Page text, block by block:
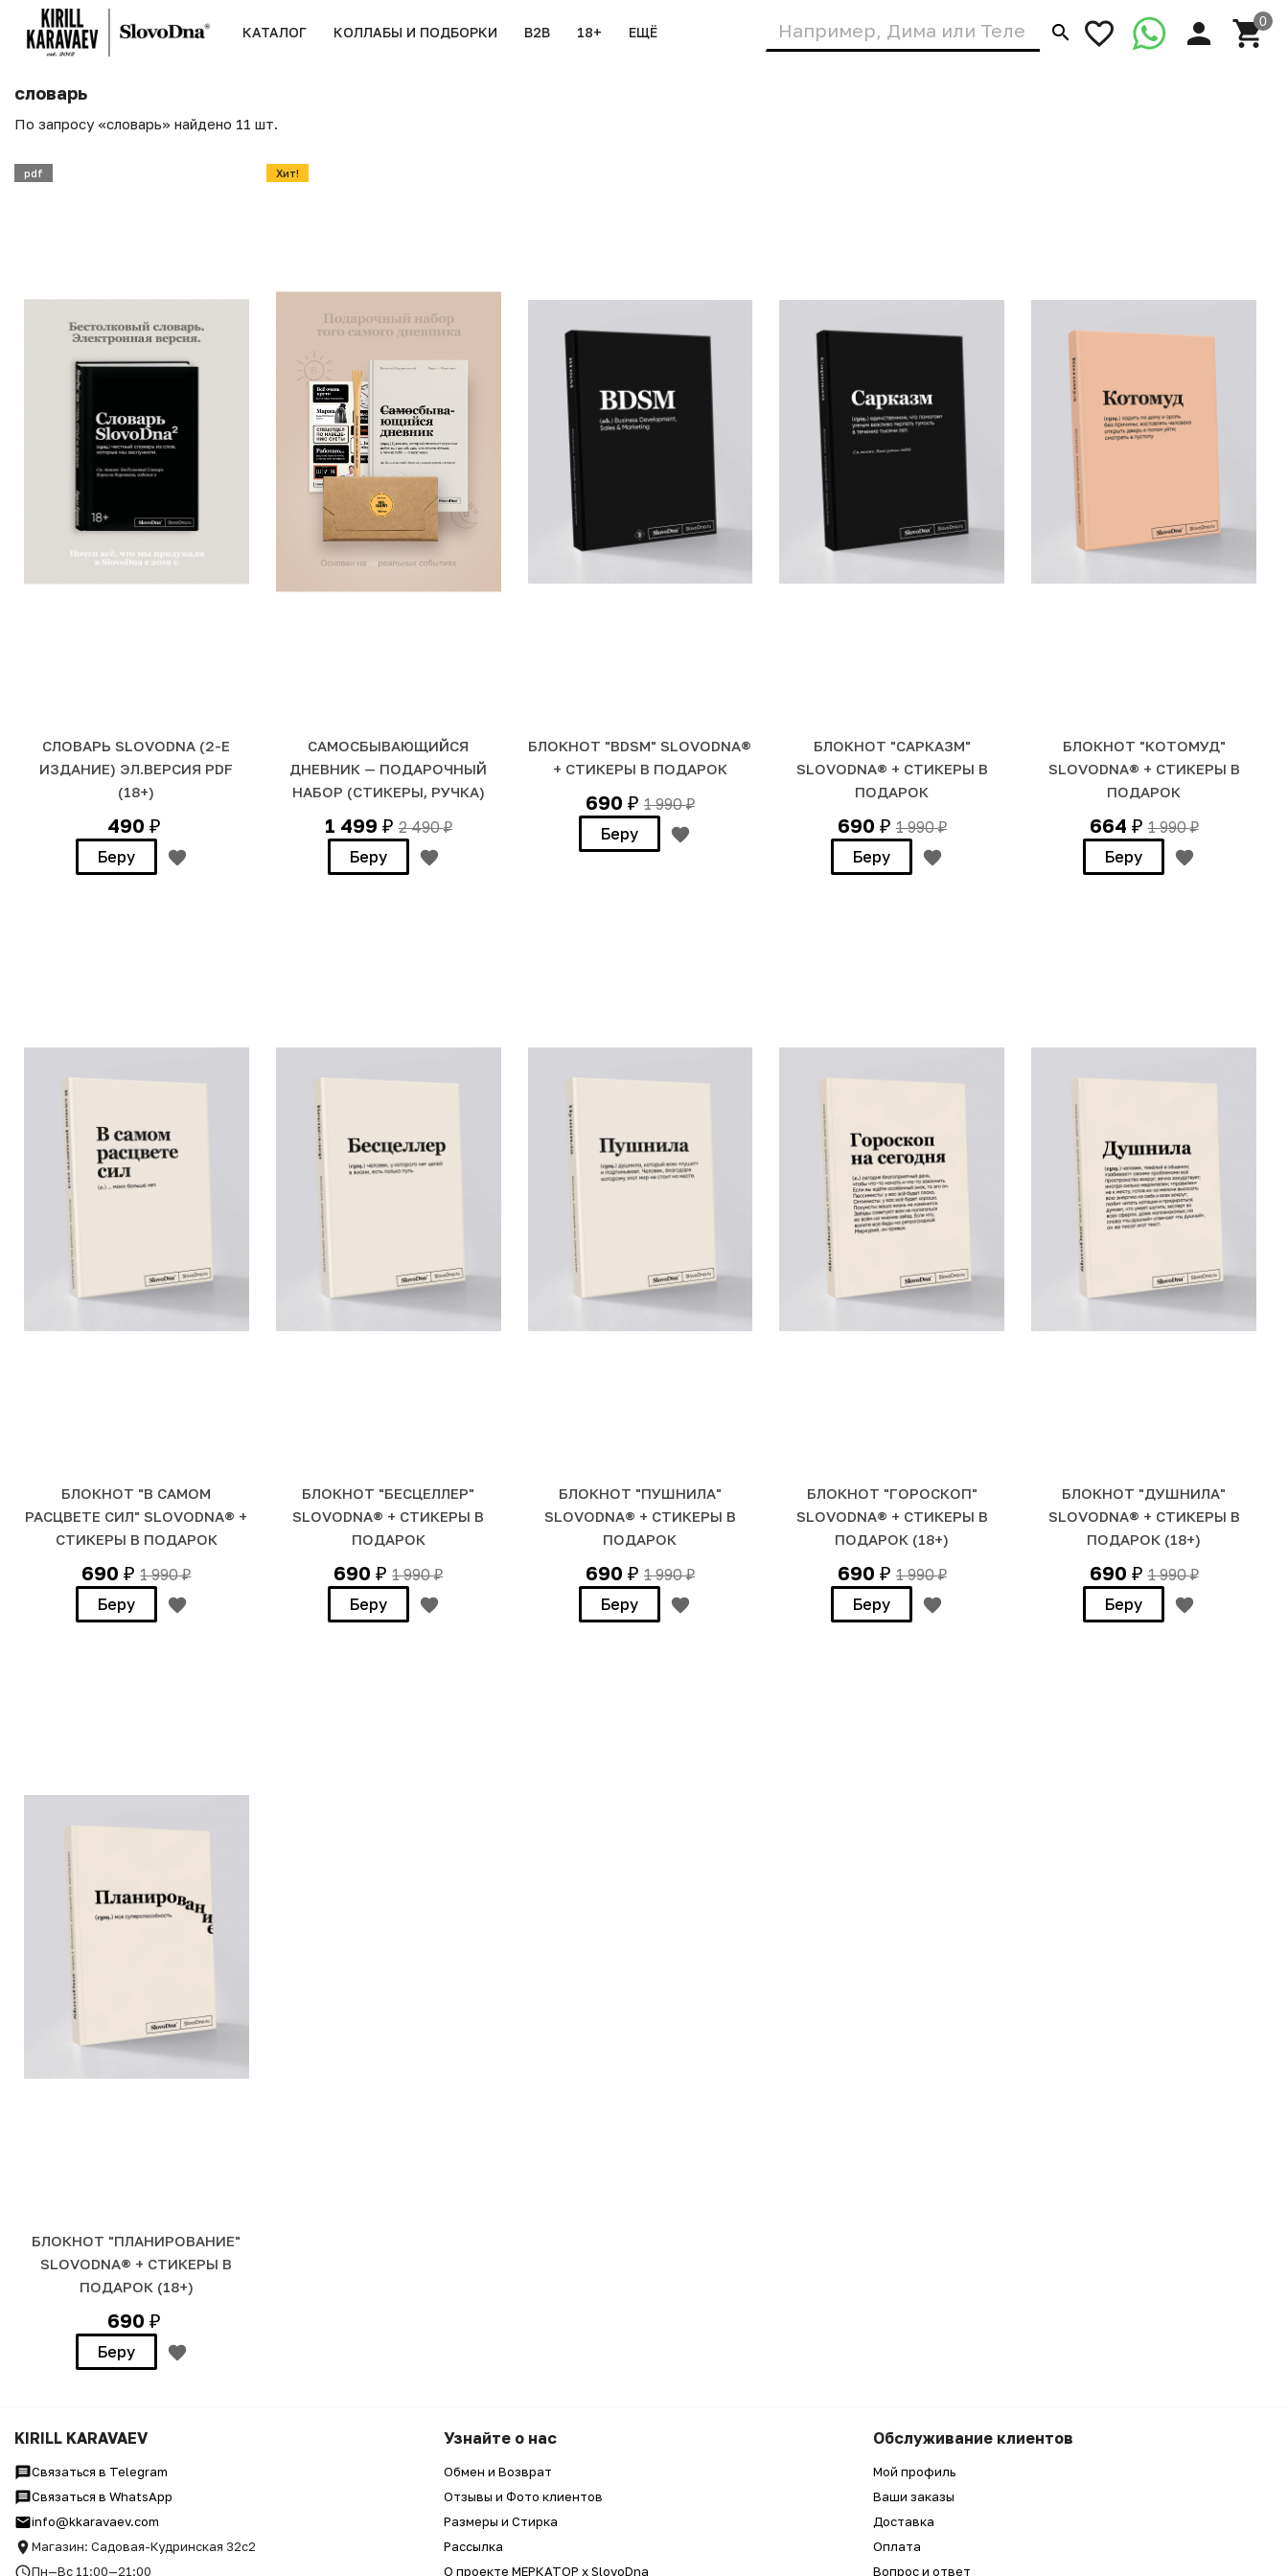
КАТАЛОГ КОЛЛАБЫ И ПОДБОРКИ B2B 18+ ЕЩЁ
словарь
По запросу «словарь» найдено 11 шт.
СЛОВАРЬ SLOVODNA (2-Е
ИЗДАНИЕ) ЭЛ.ВЕРСИЯ PDF
(18+)
490 ₽
Беру
pdf
САМОСБЫВАЮЩИЙСЯ
ДНЕВНИК — ПОДАРОЧНЫЙ
НАБОР (СТИКЕРЫ, РУЧКА)
1 499 ₽ 2 490₽
Беру
Хит!
БЛОКНОТ "BDSM" SLOVODNA®
+ СТИКЕРЫ В ПОДАРОК
690 ₽ 1 990₽
Беру
БЛОКНОТ "САРКАЗМ"
SLOVODNA® + СТИКЕРЫ В
ПОДАРОК
690 ₽ 1 990₽
Беру
БЛОКНОТ "КОТОМУД"
SLOVODNA® + СТИКЕРЫ В
ПОДАРОК
664 ₽ 1 990₽
Беру
БЛОКНОТ "В САМОМ
РАСЦВЕТЕ СИЛ" SLOVODNA® +
СТИКЕРЫ В ПОДАРОК
690₽ 1 990₽
Беру
БЛОКНОТ "БЕСЦЕЛЛЕР"
SLOVODNA® + СТИКЕРЫ В
ПОДАРОК
690₽ 1 990₽
Беру
БЛОКНОТ "ПУШНИЛА"
SLOVODNA® + СТИКЕРЫ В
ПОДАРОК
690 ₽ 1 990₽
Беру
БЛОКНОТ "ГОРОСКОП"
SLOVODNA® + СТИКЕРЫ В
ПОДАРОК (18+)
690 ₽ 1 990₽
Беру
БЛОКНОТ "ДУШНИЛА"
SLOVODNA® + СТИКЕРЫ В
ПОДАРОК (18+)
690 ₽ 1 990₽
Беру
БЛОКНОТ "ПЛАНИРОВАНИЕ"
SLOVODNA® + СТИКЕРЫ В
ПОДАРОК (18+)
690 ₽
Беру
KIRILL KARAVAEV
Связаться в Telegram
Связаться в WhatsApp
info@kkaravaev.com
Магазин: Садовая-Кудринская 32с2
Пн—Вс 11:00—21:00
Узнайте о нас
Обмен и Возврат
Отзывы и Фото клиентов
Размеры и Стирка
Рассылка
О проекте МЕРКАТОР x SlovoDna
Обслуживание клиентов
Мой профиль
Ваши заказы
Доставка
Оплата
Вопрос и ответ